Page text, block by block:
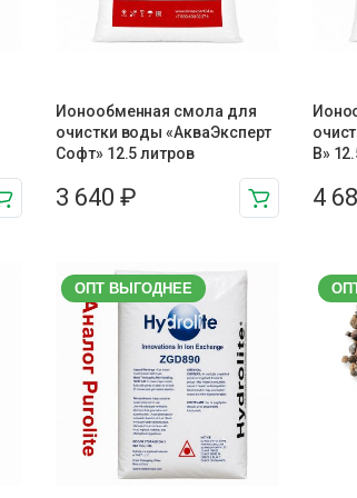
Ионообменная смола для
очистки воды «АкваЭксперт
Софт» 12.5 литров
3 640 ₽
В»
4
ОПТ ВЫГОДНЕЕ